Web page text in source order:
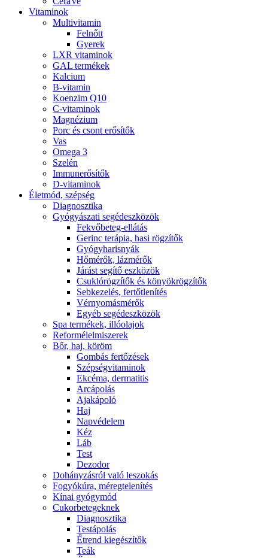
Vitaminok
Multivitamin
Felnőtt
Gyerek
LXR vitaminok
GAL termékek
Kalcium
B-vitamin
Koenzim Q10
C-vitaminok
Magnézium
Porc és csont erősítők
Vas
Omega 3
Szelén
Immunerősítők
D-vitaminok
Életmód, szépség
Diagnosztika
Gyógyászati segédeszközök
Fekvőbeteg-ellátás
Gerinc terápia, hasi rögzítők
Gyógyharisnyák
Hőmérők, lázmérők
Járást segítő eszközök
Csuklórögzítők és könyökrögzítők
Sebkezelés, fertőtlenítés
Vérnyomásmérők
Egyéb segédeszközök
Spa termékek, illóolajok
Reformélelmiszerek
Bőr, haj, köröm
Gombás fertőzések
Szépségvitaminok
Ekcéma, dermatitis
Arcápolás
Ajakápoló
Haj
Napvédelem
Kéz
Láb
Test
Dezodor
Dohányzásról való leszokás
Fogyókúra, méregtelenítés
Kínai gyógymód
Cukorbetegeknek
Diagnosztika
Testápolás
É́trend kiegészítők
Teák